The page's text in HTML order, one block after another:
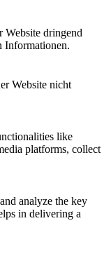
Website dringend
Informationen.
Website nicht
like
platforms, collect
analyze the key
in delivering a